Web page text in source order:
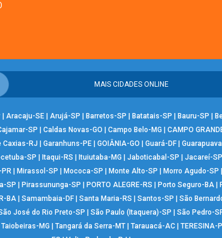
MAIS CIDADES ONLINE
Aracaju-SE| Arujá-SP Barretos-SP Batatais-SP Bauru-SP
SP Caldas Novas-GO Campo Belo-MG CAMPO
Caxias-RJ Garanhuns-PE GOIÂNIA-GO Guará-DF
SP Itaqui-RS Ituiutaba-MG Jaboticabal-SP Jacareí-SP
Mirassol-SP Mococa-SP Monte Alto-SP Morro Agudo-SP
SP Pirassununga-SP PORTO ALEGRE-RS Porto Seguro-BA|
BA Samambaia-DF Santa Maria-RS Santos-SP São
José do Rio Preto-SP São Paulo (Itaquera)-SP São Pedro-
Taiobeiras-MG Tangará da Serra-MT| Tarauacá-AC| TERESINA-PI